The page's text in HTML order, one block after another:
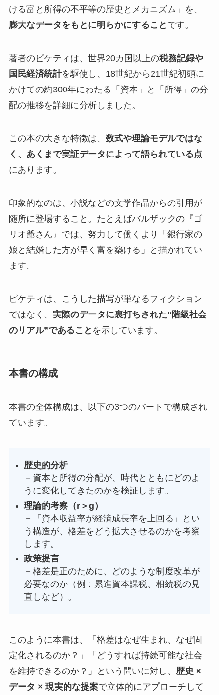
ける富と所得の不平等の歴史とメカニズム」を、
膨大なデータをもとに明らかにすること です。
著者のピケティは、世界20カ国以上の税務記録や
国民経済統計を駆使し、18世紀から21世紀初頭に
かけての約300年にわたる「資本」と「所得」の分
配の推移を詳細に分析しました。
この本の大きな特徴は、 数式や理論モデルではな
く、あくまで実証データによって語られている点
にあります。
印象的なのは、小説などの文学作品からの引用が
随所に登場すること。たとえばバルザックの『ゴ
リオ爺さん』では、努力して働くより「銀行家の
娘と結婚した方が早く富を築ける」と描かれてい
ます。
ピケティは、こうした描写が単なるフィクション
ではなく、 実際のデータに裏打ちされた“階級社会
のリアル”であること を示しています。
本書の構成
本書の全体構成は、以下の3つのパートで構成され
ています。
歴史的分析
－資本と所得の分配が、時代とともにどのよ
うに変化してきたのかを検証します。
理論的考察（r＞g）
－「資本収益率が経済成長率を上回る」とい
う構造が、格差をどう拡大させるのかを考察
します。
政策提言
－格差是正のために、どのような制度改革が
必要なのか（例：累進資本課税、相続税の見
直しなど）。
このように本書は、「格差はなぜ生まれ、なぜ固
定化されるのか？」「どうすれば持続可能な社会
を維持できるのか？」という問いに対し、 歴史 ×
データ × 現実的な提案で立体的にアプローチして